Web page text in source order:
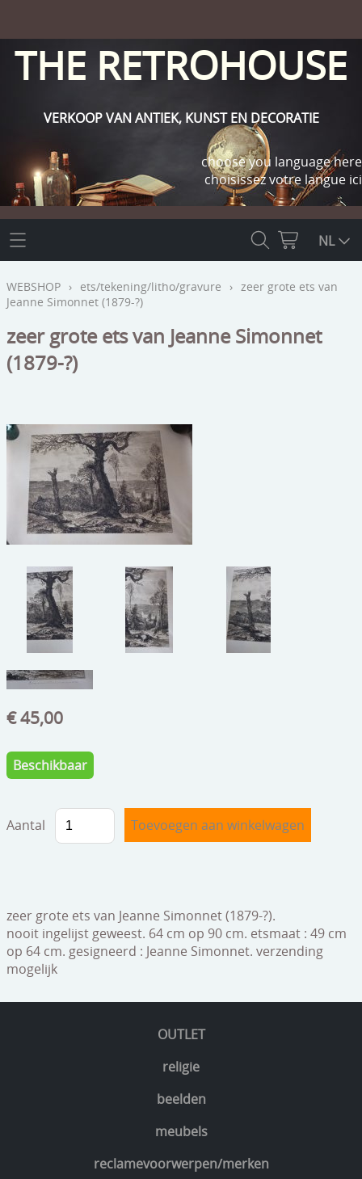
THE RETROHOUSE
VERKOOP VAN ANTIEK, KUNST EN DECORATIE
choose you language here
choisissez votre langue ici
THE RETROHOUSE
WEBSHOP
religie
reclamevoorwerpen/merken
curiosa
schilderijen
porselein/aardewerk
juwelen/horloges/brillen
medailles/munten/bankbiljetten
ets/tekening/litho/gravure
glaswerk
zilverwerk
spiegels
geschenkcheques
KLANT WORDEN / INLOGGEN
NL
OUTLET
religie
beelden
meubels
reclamevoorwerpen/merken
WEBSHOP › ets/tekening/litho/gravure › zeer grote ets van
Jeanne Simonnet (1879-?)
zeer grote ets van Jeanne Simonnet
(1879-?)
€ 45,00
Beschikbaar
Aantal
zeer grote ets van Jeanne Simonnet (1879-?).
nooit ingelijst geweest. 64 cm op 90 cm. etsmaat : 49 cm
op 64 cm. gesigneerd : Jeanne Simonnet. verzending
mogelijk